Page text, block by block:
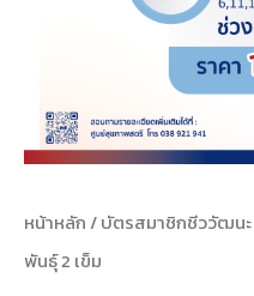
หน้าหลัก/บัตรสมาชิกชีววัฒนะ
พันธุ์ 2 เข็ม